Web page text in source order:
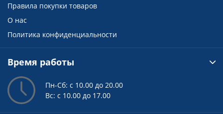
Правила покупки товаров
О нас
Политика конфиденциальности
Время работы
Пн-Сб: с 10.00 до 20.00
Вс: с 10.00 до 17.00